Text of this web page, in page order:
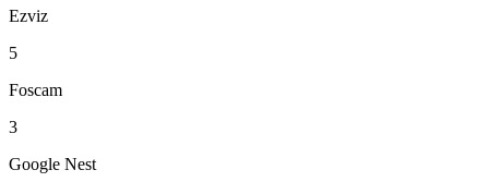
Ezviz
5
Foscam
3
Google Nest